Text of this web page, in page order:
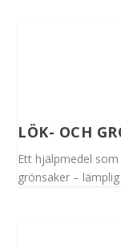
LÖK- OCH
Ett hjälpmedel
grönsaker –